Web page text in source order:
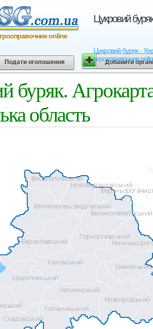
Цукровий
Цукровий буряк -
агросправочник
online
Подати оголошення Добавити
буряк.
область